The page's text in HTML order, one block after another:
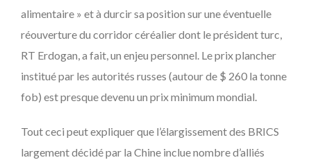
alimentaire » et à durcir sa position sur une éventuelle
réouverture du corridor céréalier dont le président turc,
RT Erdogan, a fait, un enjeu personnel. Le prix plancher
institué par les autorités russes (autour de $ 260 la tonne
fob) est presque devenu un prix minimum mondial.
Tout ceci peut expliquer que l’élargissement des BRICS
largement décidé par la Chine inclue nombre d’alliés